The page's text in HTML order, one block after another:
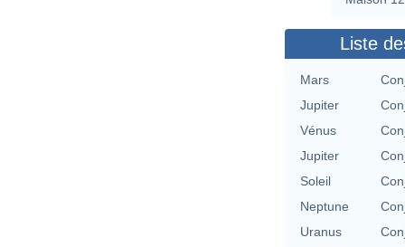
Liste
Mars
Jupiter
Vénus
Jupiter
Soleil
Neptune
Uranus